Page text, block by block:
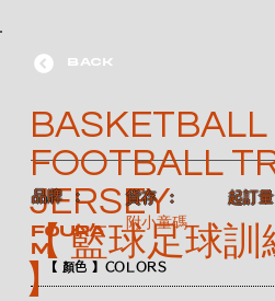
【 顏色 】COLORS
BACK
BASKETBALL
FOOTBALL
JERSEY
【 籃球足球
】
​品牌 ：
FOURA
M
​貨存 ：
附小童碼
起訂